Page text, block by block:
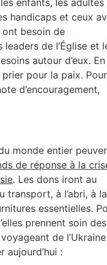
handicaps et ceux
besoin de
de l’Église et
autour d’eux. En
pour la paix. Pour
d’encouragement,
monde entier
de réponse à la
. Les dons iront au
transport, à l’abri, à la
essentielles.
prennent soin des
de l’Ukraine
aujourd’hui :